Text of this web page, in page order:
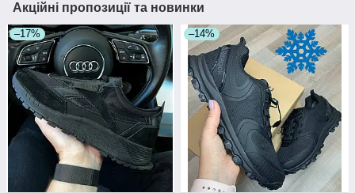
Акційні пропозиції та новинки
–17% –14%